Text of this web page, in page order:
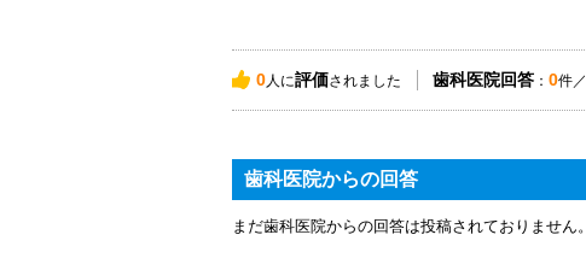
0人に評価されました 歯科医院回答： 0件／
歯科医院からの回答
まだ歯科医院からの回答は投稿されておりません。